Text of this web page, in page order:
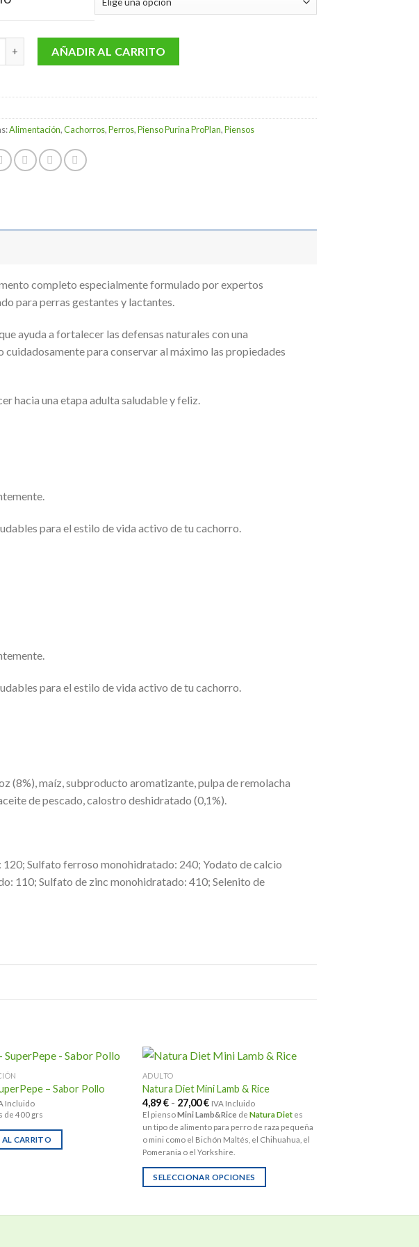
hasta
58,00 €
Plan Puppy Mediano Healthy Start Pollo cantidad
AÑADIR AL CARRITO
Alimentación,Cachorros,Perros,Pienso Purina ProPlan,Piensos
completo especialmente formulado por expertos
para perras gestantes y lactantes.
ayuda a fortalecer las defensas naturales con una
para conservar al máximo las propiedades
hacia una etapa adulta saludable y feliz.
para el estilo de vida activo de tu cachorro.
para el estilo de vida activo de tu cachorro.
(8%), maíz, subproducto aromatizante, pulpa de remolacha
de pescado, calostro deshidratado (0,1%).
Sulfato ferroso monohidratado: 240; Yodato de calcio
110; Sulfato de zinc monohidratado: 410; Selenito de
– Sabor Pollo
Incluido
de 400 grs
CARRITO
ADULTO
Natura Diet Mini Lamb & Rice
4,89€ - 27,00€Rango
de
precios:
desde
4,89 €
hasta
IVA Incluido
El piensoMini Lamb&Rice de Natura Diet es
un tipo de alimento para perro de raza pequeña
o mini como el Bichón Maltés, el Chihuahua, el
Pomerania o el Yorkshire.
SELECCIONAR OPCIONES